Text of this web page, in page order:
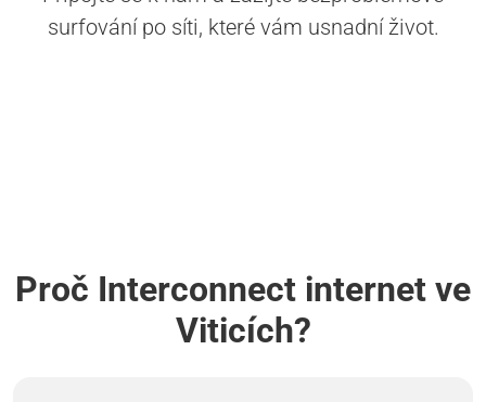
surfování po síti, které vám usnadní život.
Proč Interconnect internet ve
Viticích?